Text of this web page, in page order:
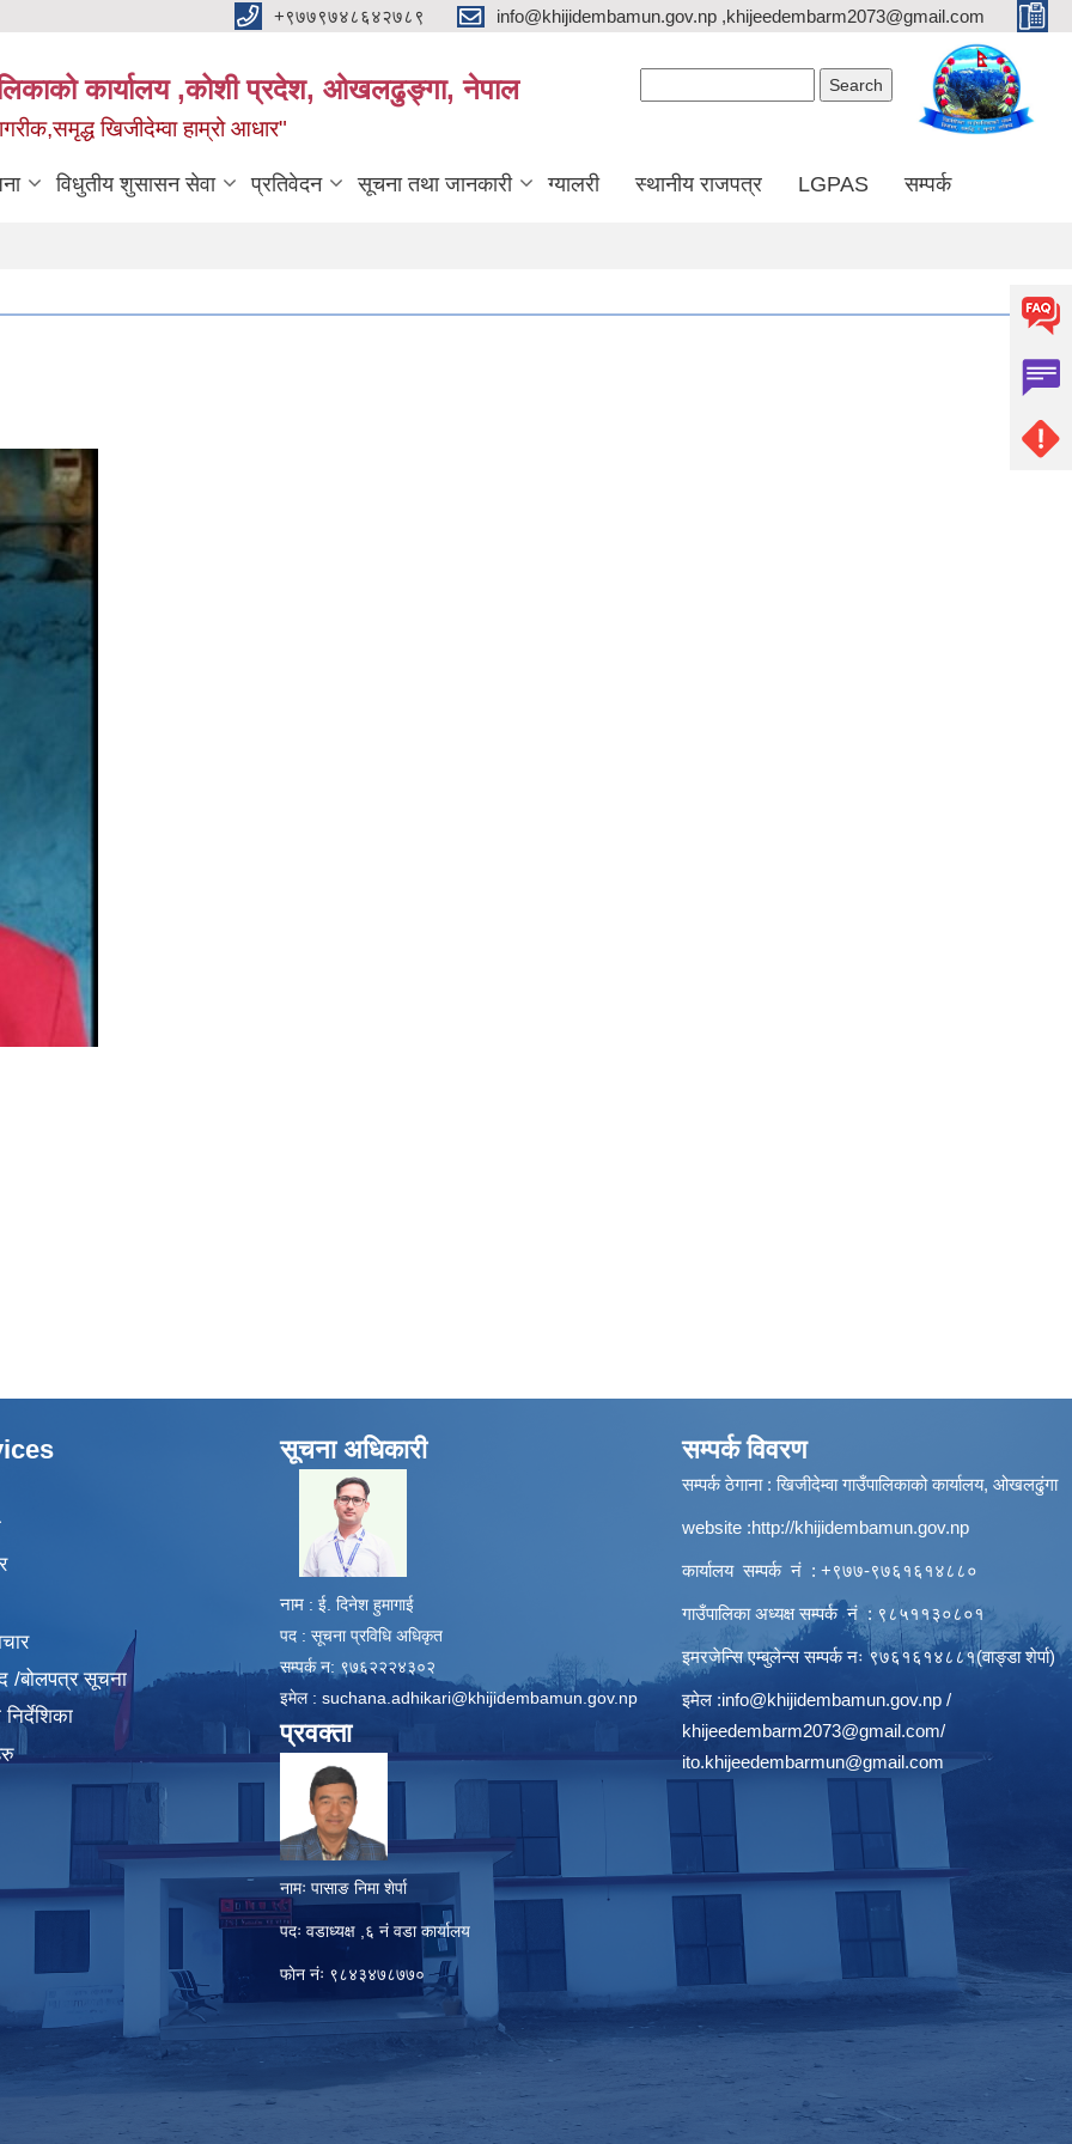
+९७७९७४८६४२७८९ info@khijidembamun.gov.np ,khijeedembarm2073@gmail.com
कार्यालय ,कोशी प्रदेश, ओखलढुङ्गा, नेपाल
खिजीदेम्वा हाम्रो आधार"
विधुतीय शुसासन सेवा प्रतिवेदन सूचना तथा जानकारी ग्यालरी स्थानीय राजपत्र LGPAS सम्पर्क
/बोलपत्र सूचना
सूचना अधिकारी
नाम : ई. दिनेश हुमागाई
पद : सूचना प्रविधि अधिकृत
सम्पर्क न: ९७६२२२४३०२
इमेल : suchana.adhikari@khijidembamun.gov.np
प्रवक्ता
नामः पासाङ निमा शेर्पा
पदः वडाध्यक्ष ,६ नं वडा कार्यालय
फाेन नंः ९८४३४७८७७०
सम्पर्क विवरण
सम्पर्क ठेगाना : खिजीदेम्वा गाउँपालिकाको कार्यालय, ओखलढुंगा
website :http://khijidembamun.gov.np
कार्यालय सम्पर्क नं : +९७७-९७६१६१४८८०
गाउँपालिका अध्यक्ष सम्पर्क नं : ९८५११३०८०१
इमरजेन्सि एम्बुलेन्स सम्पर्क न‌ः ९७६१६१४८८१(वाङ्डा शेर्पा)
इमेल :info@khijidembamun.gov.np /
khijeedembarm2073@gmail.com/
ito.khijeedembarmun@gmail.com